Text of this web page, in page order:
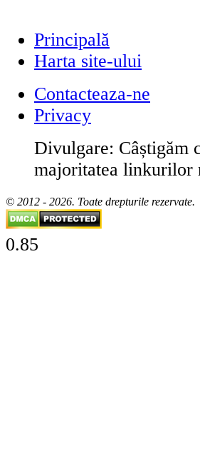
Principală
Harta site-ului
Contacteaza-ne
Privacy
Divulgare: Câștigăm
majoritatea linkurilor
© 2012 - 2026. Toate drepturile rezervate.
0.85